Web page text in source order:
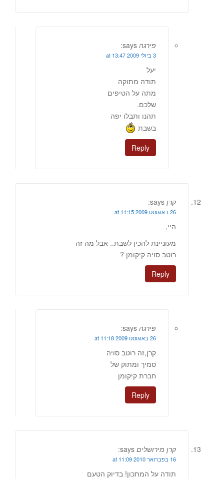
פירגה says:
3 ביולי 2009 at 13:47
יעל
תודה מתוקה
מתה על הטיפים
שלכם.
תהנו ותבלו יפה
בשבת
Reply
קרן says:
26 באוגוסט 2009 at 11:15
היי,
מעוניינת להכין לשבת.. אבל מה זה
רוטב סויה קיקומן ?
Reply
פירגה says:
26 באוגוסט 2009 at 11:18
קרן,זה רוטב סויה
סמיך ומתוק של
חברת קיקומן
Reply
קרן מירושלים says:
16 בפברואר 2010 at 11:09
תודה על המתכון! בדיוק הטעם